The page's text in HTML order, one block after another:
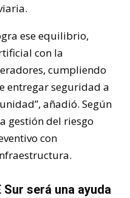
ese equilibrio,
con la
cumpliendo
entregar seguridad a
añadió. Según
gestión del riesgo
con
Sur será una ayuda